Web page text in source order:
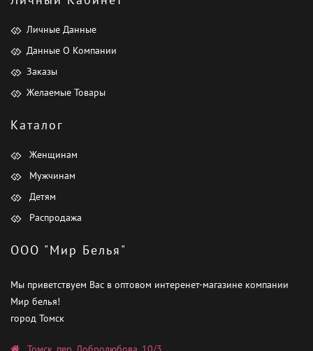
Личные Данные
Данные О Компании
Заказы
Желаемые Товары
Каталог
Женщинам
Мужчинам
Детям
Распродажа
ООО "Мир Белья"
Мы приветствуем Вас в оптовом интеренет-магазине компании
Мир белья!
город Томск